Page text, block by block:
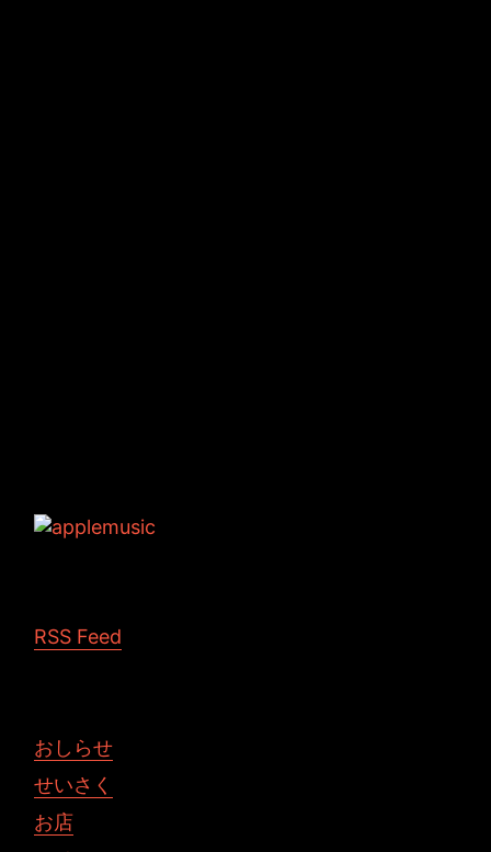
RSS Feed
おしらせ
せいさく
お店